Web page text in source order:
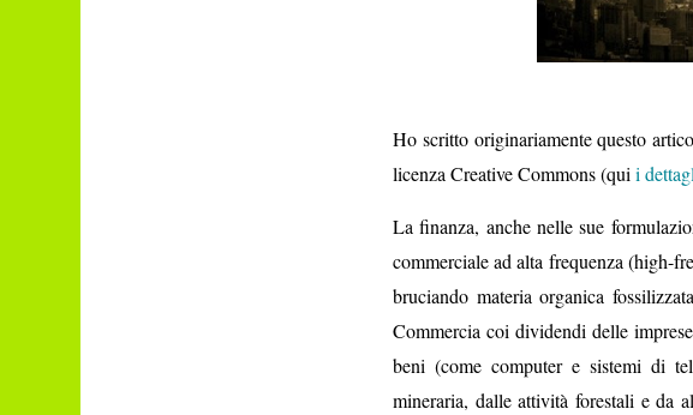
Ho scritto originariamente questo
licenza Creative Commons (quii
La finanza, anche nelle sue
commerciale ad alta frequenza (high-
bruciando materia organica
Commercia coi dividendi delle
beni (come computer e sistemi di
mineraria, dalle attività forestali e da